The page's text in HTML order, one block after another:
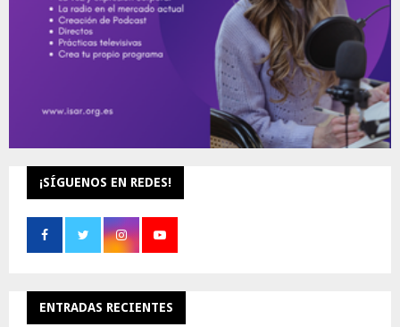
¡SÍGUENOS EN REDES!
ENTRADAS RECIENTES